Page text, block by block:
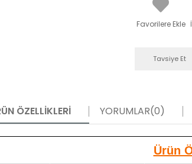
Favorilere Ekle
Tavsiye Et
ÖZELLIKLERI YORUMLAR(0)
Ürün